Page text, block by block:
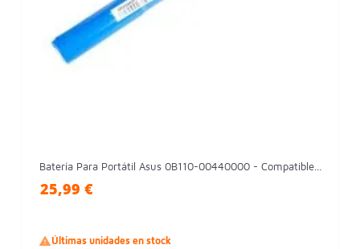
Batería Para Portátil Asus 0B110-00440000 - Compatible...
25,99 €
Últimas unidades en stock